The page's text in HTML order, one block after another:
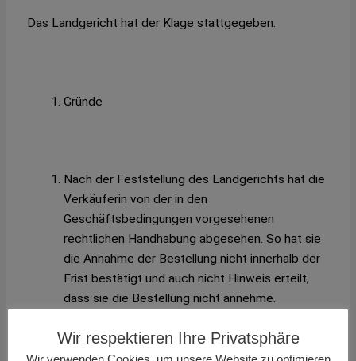
Das Landgericht hat der Klage stattgegeben.
Gründe
Nach der Feststellung des Landgerichts hat die
Verkäuferin von der in den
Geschäftsbedingungen vorgesehenen
rechtlichen Handhabung abgesehen. So hat sie
die Annahme der Bestellung nicht innerhalb der
Frist bestätigt und auch nicht Hinweis erteilt,
dass sie die Bestellung nicht annehme.
Wir respektieren Ihre Privatsphäre